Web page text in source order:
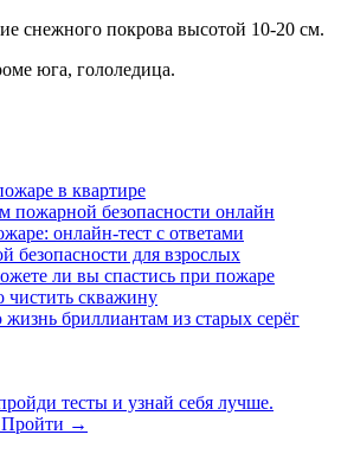
снежного покрова высотой 10-20 см.
юга, гололедица.
в квартире
пожарной безопасности онлайн
онлайн-тест с ответами
безопасности для взрослых
ли вы спастись при пожаре
чистить скважину
бриллиантам из старых серёг
тесты и узнай себя лучше.
Пройти →